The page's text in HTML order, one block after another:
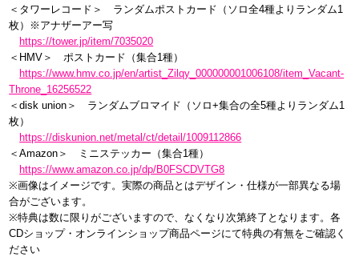
＜タワーレコード＞ ランダムポストカード（ソロ全4種よりランダム1
枚）※アナザーアー写
https://tower.jp/item/7035020
＜HMV＞ ポストカード（集合1種）
https://www.hmv.co.jp/en/artist_Zilqy_000000001006108/item_Vacant-
Throne_16256522
＜disk union＞ ランダムブロマイド（ソロ+集合の全5種よりランダム1
枚）
https://diskunion.net/metal/ct/detail/1009112866
＜Amazon＞ ミニステッカー（集合1種）
https://www.amazon.co.jp/dp/B0FSCDVTG8
※画像はイメージです。実際の商品とはデザイン・仕様が一部異なる場
合がございます。
※特典は数に限りがございますので、なくなり次第終了となります。各
CDショップ・オンラインショップ商品ページにて特典の有無をご確認く
ださい